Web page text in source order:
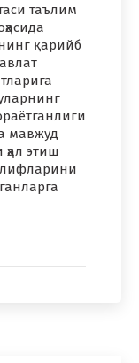
таълим
қарийб
мавжуд
этиш